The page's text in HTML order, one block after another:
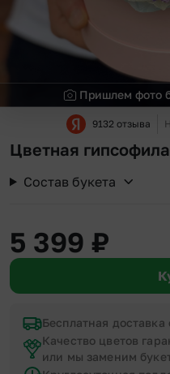
Пришлем фото
9132 отзыва
Цветная
Состав букета
5 399 ₽
Бесплатная доставка
Качество цветов
или мы заменим